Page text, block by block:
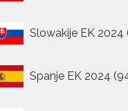
Slowakije EK 2024
Spanje EK 2024